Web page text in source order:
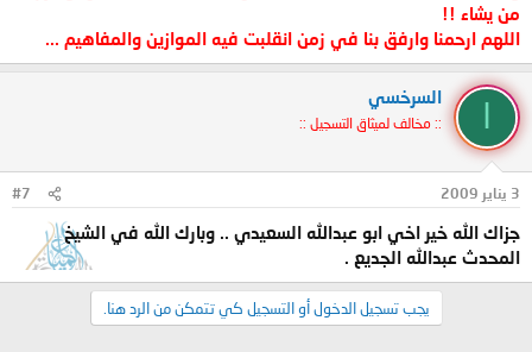
من يشاء !!
اللهم ارحمنا وارفق بنا في زمن انقلبت فيه الموازين والمفاهيم ...
السرخسي
:: مخالف لميثاق التسجيل ::
3 يناير 2009 #7
جزاك الله خير اخي ابو عبدالله السعيدي .. وبارك الله في الشيخ
المحدث عبدالله الجديع .
يجب تسجيل الدخول أو التسجيل كي تتمكن من الرد هنا.